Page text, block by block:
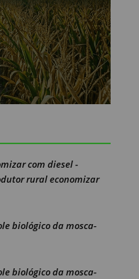
com diesel -
rural economizar
biológico da mosca-
biológico da mosca-